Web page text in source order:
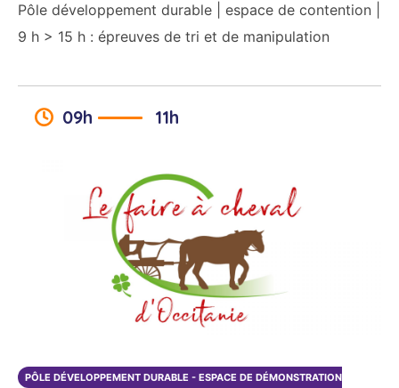
Pôle développement durable | espace de contention |
9 h > 15 h : épreuves de tri et de manipulation
09h 11h
PÔLE DÉVELOPPEMENT DURABLE - ESPACE DE DÉMONSTRATION